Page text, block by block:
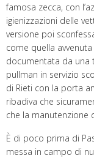
famosa zecca, con
igienizzazioni delle
versione poi
come quella
documentata da una
pullman in servizio
di Rieti con la porta
ribadiva che
che la manutenzione
È di poco prima di
messa in campo di